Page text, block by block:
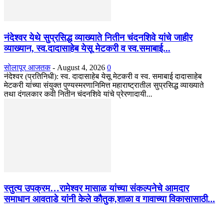
नंदेश्वर येथे सुप्रसिद्ध व्याख्याते नितीन चंदनशिवे यांचे जाहीर
व्याख्यान, स्व.दादासाहेब येसू मेटकरी व स्व.समाबाई...
सोलापूर आजतक - August 4, 2026 0
नंदेश्वर (प्रतिनिधी): स्व. दादासाहेब येसू मेटकरी व स्व. समाबाई दादासाहेब
मेटकरी यांच्या संयुक्त पुण्यस्मरणानिमित्त महाराष्ट्रातील सुप्रसिद्ध व्याख्याते
तथा दंगलकार कवी नितीन चंदनशिवे यांचे प्रेरणादायी...
स्तुत्य उपक्रम…रामेश्वर मासाळ यांच्या संकल्पनेचे आमदार
समाधान आवताडे यांनी केले कौतुक,शाळा व गावाच्या विकासासाठी...